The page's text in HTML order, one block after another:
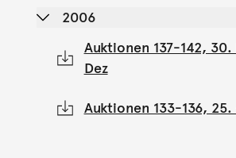
2006
Auktionen 137-142,
Dez
Auktionen 133-136,